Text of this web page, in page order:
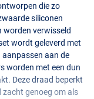
die zo
siliconen
worden verwisseld
wordt geleverd met
aan de
worden met een dun
Deze draad beperkt
zacht genoeg om als